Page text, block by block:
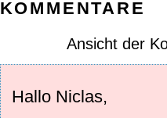
KOMMENTARE
Ansicht der
Hallo Niclas,